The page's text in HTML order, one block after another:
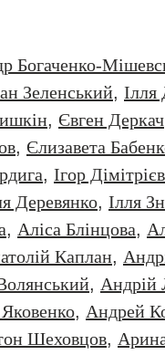
Богаченко-
Зеленський, Iлля
, Євген Деркач
, Єлизавета
, Ігор Дімітрієв
Деревянко, Ілля
, Аліса Блінцова,
Каплан,
, Андрій
, Андрей
Шеховцов,